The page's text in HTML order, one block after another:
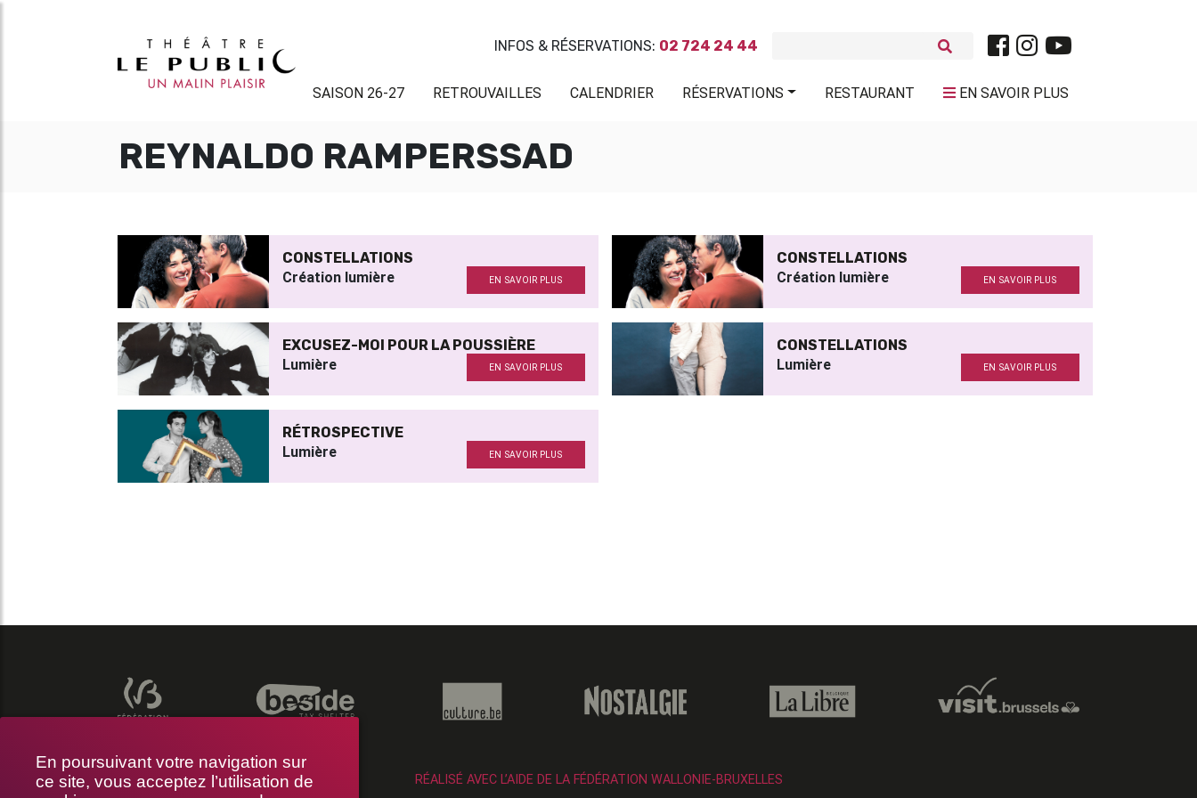
En poursuivant votre navigation sur
ce site, vous acceptez l’utilisation de
INFOS & RÉSERVATIONS: 02 724 24 44
SAISON 26-27 RETROUVAILLES CALENDRIER RÉSERVATIONS RESTAURANT EN SAVOIR PLUS
REYNALDO RAMPERSSAD
CONSTELLATIONS
Création lumière EN SAVOIR PLUS
CONSTELLATIONS
Création lumière EN SAVOIR PLUS
EXCUSEZ-MOI POUR LA POUSSIÈRE
Lumière EN SAVOIR PLUS
CONSTELLATIONS
Lumière EN SAVOIR PLUS
RÉTROSPECTIVE
Lumière EN SAVOIR PLUS
RÉALISÉ AVEC L’AIDE DE LA FÉDÉRATION WALLONIE-BRUXELLES